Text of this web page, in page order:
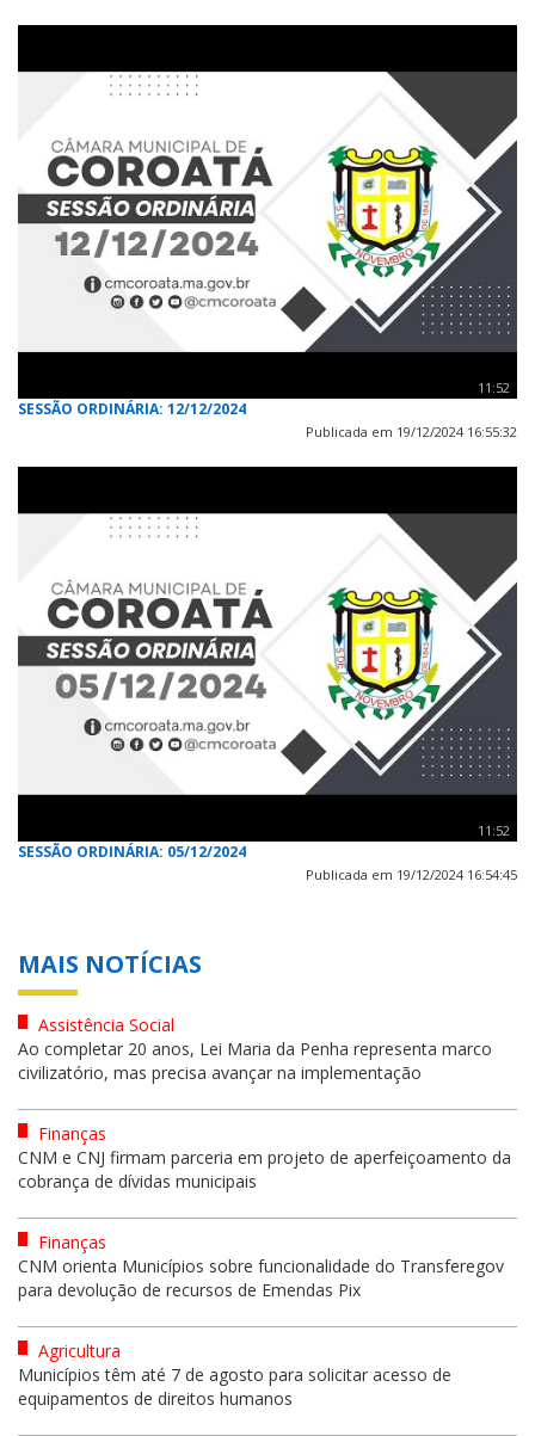
11:52
SESSÃO ORDINÁRIA: 12/12/2024
Publicada em 19/12/2024 16:55:32
11:52
SESSÃO ORDINÁRIA: 05/12/2024
Publicada em 19/12/2024 16:54:45
MAIS NOTÍCIAS
Assistência Social
Ao completar 20 anos, Lei Maria da Penha representa marco
civilizatório, mas precisa avançar na implementação
Finanças
CNM e CNJ firmam parceria em projeto de aperfeiçoamento da
cobrança de dívidas municipais
Finanças
CNM orienta Municípios sobre funcionalidade do Transferegov
para devolução de recursos de Emendas Pix
Agricultura
Municípios têm até 7 de agosto para solicitar acesso de
equipamentos de direitos humanos